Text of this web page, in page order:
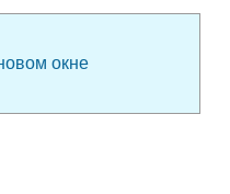
окне